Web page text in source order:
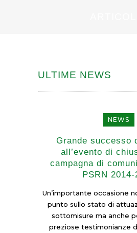
ULTIME NEWS
NEWS
Grande successo
all’evento di
campagna di
PSRN 2014-
Un’importante occasione
punto sullo stato di
sottomisure ma anche
preziose testimonianze